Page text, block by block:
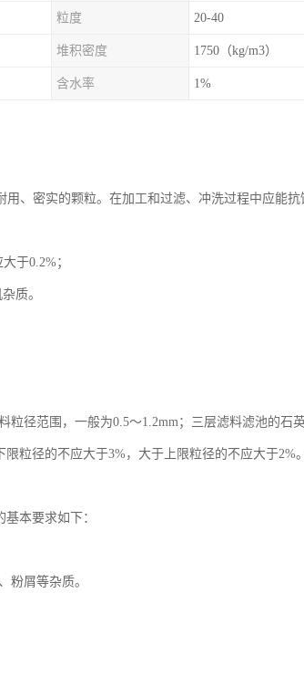
粒度 20-40
堆积密度 1750（kg/m3）
含水率 1%
用、密实的颗粒。在加工和过滤、冲洗过程中应能
于0.2%；
质。
粒径范围，一般为0.5～1.2mm；三层滤料滤池的石
粒径的不应大于3%，大于上限粒径的不应大于2%
本要求如下：
粉屑等杂质。